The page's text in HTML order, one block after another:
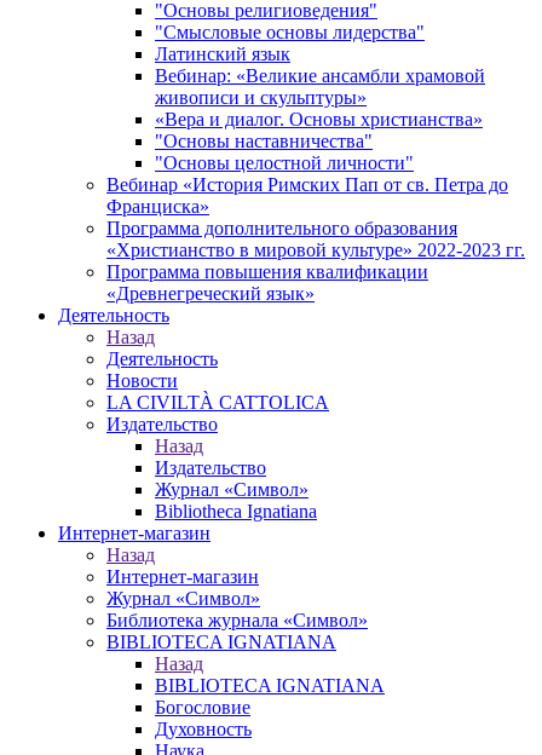
"Основы религиоведения"
"Смысловые основы лидерства"
Латинский язык
Вебинар: «Великие ансамбли храмовой
живописи и скульптуры»
«Вера и диалог. Основы христианства»
"Основы наставничества"
"Основы целостной личности"
Вебинар «История Римских Пап от св. Петра до
Франциска»
Программа дополнительного образования
«Христианство в мировой культуре» 2022-2023 гг.
Программа повышения квалификации
«Древнегреческий язык»
Деятельность
Назад
Деятельность
Новости
LA CIVILTÀ CATTOLICA
Издательство
Назад
Издательство
Журнал «Символ»
Bibliotheca Ignatiana
Интернет-магазин
Назад
Интернет-магазин
Журнал «Символ»
Библиотека журнала «Символ»
BIBLIOTECA IGNATIANA
Назад
BIBLIOTECA IGNATIANA
Богословие
Духовность
Наука